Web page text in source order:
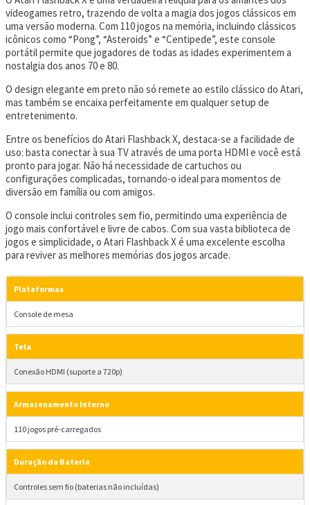
videogames retro, trazendo de volta a magia dos jogos clássicos em
uma versão moderna. Com 110 jogos na memória, incluindo clássicos
icônicos como “Pong”, “Asteroids” e “Centipede”, este console
portátil permite que jogadores de todas as idades experimentem a
nostalgia dos anos 70 e 80.
O design elegante em preto não só remete ao estilo clássico do Atari,
mas também se encaixa perfeitamente em qualquer setup de
entretenimento.
Entre os benefícios do Atari Flashback X, destaca-se a facilidade de
uso: basta conectar à sua TV através de uma porta HDMI e você está
pronto para jogar. Não há necessidade de cartuchos ou
configurações complicadas, tornando-o ideal para momentos de
diversão em família ou com amigos.
O console inclui controles sem fio, permitindo uma experiência de
jogo mais confortável e livre de cabos. Com sua vasta biblioteca de
jogos e simplicidade, o Atari Flashback X é uma excelente escolha
para reviver as melhores memórias dos jogos arcade.
Plataformas
Console de mesa
Tela
Conexão HDMI (suporte a 720p)
Armazenamento Interno
110 jogos pré-carregados
Duração da Bateria
Controles sem fio (baterias não incluídas)